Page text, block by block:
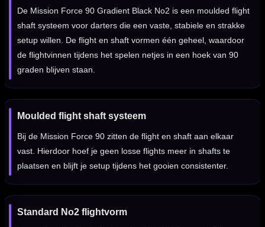
De Mission Force 90 Gradient Black No2 is een moulded flight
shaft systeem voor darters die een vaste, stabiele en strakke
setup willen. De flight en shaft vormen één geheel, waardoor
de flightvinnen tijdens het spelen netjes in een hoek van 90
graden blijven staan.
Moulded flight shaft systeem
Bij de Mission Force 90 zitten de flight en shaft aan elkaar
vast. Hierdoor hoef je geen losse flights meer in shafts te
plaatsen en blijft je setup tijdens het gooien consistenter.
Standard No2 flightvorm